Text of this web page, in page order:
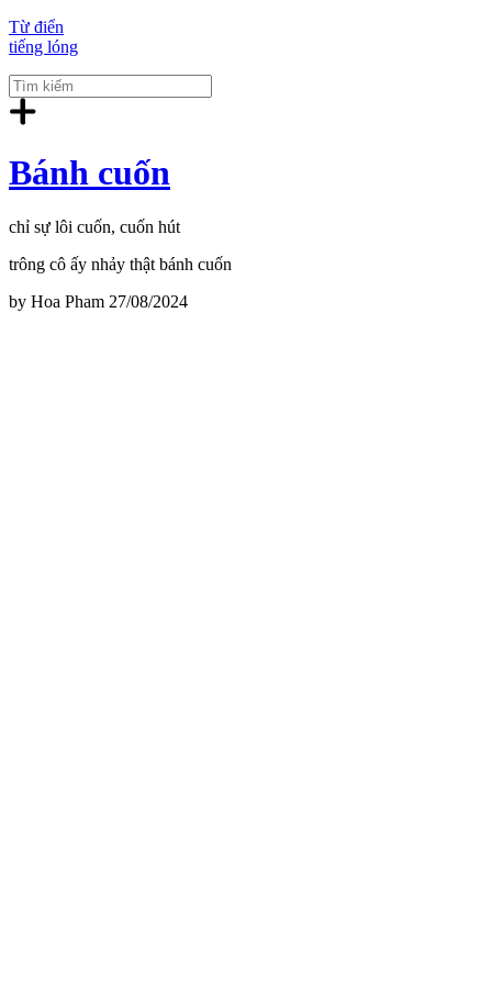
Từ điển
tiếng lóng
Bánh cuốn
chỉ sự lôi cuốn, cuốn hút
trông cô ấy nhảy thật bánh cuốn
by Hoa Pham 27/08/2024